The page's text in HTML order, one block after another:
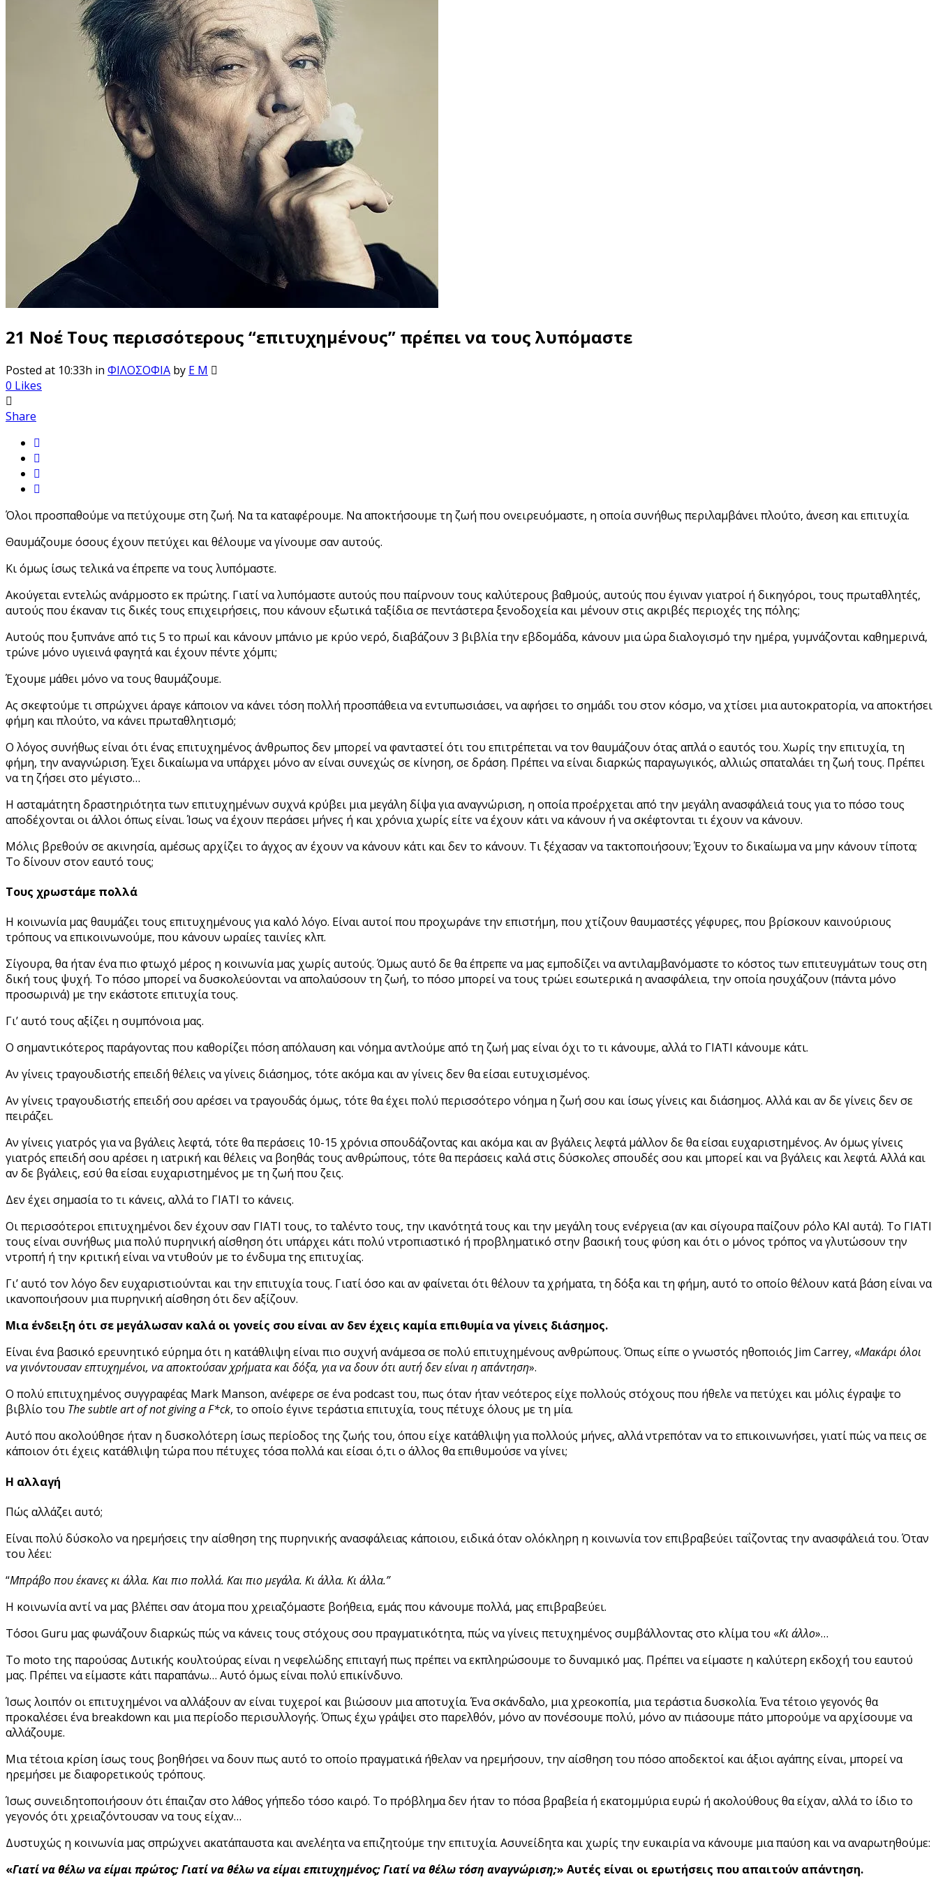
21 Νοέ Τους περισσότερους “επιτυχημένους” πρέπει να τους λυπόμαστε
Posted at 10:33h in ΦΙΛΟΣΟΦΙΑ by E M
0 Likes
Share
Όλοι προσπαθούμε να πετύχουμε στη ζωή. Να τα καταφέρουμε. Να αποκτήσουμε τη ζωή που ονειρευόμαστε, η οποία συνήθως περιλαμβάνει πλούτο, άνεση και επιτυχία.
Θαυμάζουμε όσους έχουν πετύχει και θέλουμε να γίνουμε σαν αυτούς.
Κι όμως ίσως τελικά να έπρεπε να τους λυπόμαστε.
Ακούγεται εντελώς ανάρμοστο εκ πρώτης. Γιατί να λυπόμαστε αυτούς που παίρνουν τους καλύτερους βαθμούς, αυτούς που έγιναν γιατροί ή δικηγόροι, τους πρωταθλητές,
αυτούς που έκαναν τις δικές τους επιχειρήσεις, που κάνουν εξωτικά ταξίδια σε πεντάστερα ξενοδοχεία και μένουν στις ακριβές περιοχές της πόλης;
Αυτούς που ξυπνάνε από τις 5 το πρωί και κάνουν μπάνιο με κρύο νερό, διαβάζουν 3 βιβλία την εβδομάδα, κάνουν μια ώρα διαλογισμό την ημέρα, γυμνάζονται καθημερινά,
τρώνε μόνο υγιεινά φαγητά και έχουν πέντε χόμπι;
Έχουμε μάθει μόνο να τους θαυμάζουμε.
Ας σκεφτούμε τι σπρώχνει άραγε κάποιον να κάνει τόση πολλή προσπάθεια να εντυπωσιάσει, να αφήσει το σημάδι του στον κόσμο, να χτίσει μια αυτοκρατορία, να αποκτήσει
φήμη και πλούτο, να κάνει πρωταθλητισμό;
Ο λόγος συνήθως είναι ότι ένας επιτυχημένος άνθρωπος δεν μπορεί να φανταστεί ότι του επιτρέπεται να τον θαυμάζουν ότας απλά ο εαυτός του. Χωρίς την επιτυχία, τη
φήμη, την αναγνώριση. Έχει δικαίωμα να υπάρχει μόνο αν είναι συνεχώς σε κίνηση, σε δράση. Πρέπει να είναι διαρκώς παραγωγικός, αλλιώς σπαταλάει τη ζωή τους. Πρέπει
να τη ζήσει στο μέγιστο…
Η ασταμάτητη δραστηριότητα των επιτυχημένων συχνά κρύβει μια μεγάλη δίψα για αναγνώριση, η οποία προέρχεται από την μεγάλη ανασφάλειά τους για το πόσο τους
αποδέχονται οι άλλοι όπως είναι. Ίσως να έχουν περάσει μήνες ή και χρόνια χωρίς είτε να έχουν κάτι να κάνουν ή να σκέφτονται τι έχουν να κάνουν.
Μόλις βρεθούν σε ακινησία, αμέσως αρχίζει το άγχος αν έχουν να κάνουν κάτι και δεν το κάνουν. Τι ξέχασαν να τακτοποιήσουν; Έχουν το δικαίωμα να μην κάνουν τίποτα;
Το δίνουν στον εαυτό τους;
Τους χρωστάμε πολλά
Η κοινωνία μας θαυμάζει τους επιτυχημένους για καλό λόγο. Είναι αυτοί που προχωράνε την επιστήμη, που χτίζουν θαυμαστέςς γέφυρες, που βρίσκουν καινούριους
τρόπους να επικοινωνούμε, που κάνουν ωραίες ταινίες κλπ.
Σίγουρα, θα ήταν ένα πιο φτωχό μέρος η κοινωνία μας χωρίς αυτούς. Όμως αυτό δε θα έπρεπε να μας εμποδίζει να αντιλαμβανόμαστε το κόστος των επιτευγμάτων τους στη
δική τους ψυχή. Το πόσο μπορεί να δυσκολεύονται να απολαύσουν τη ζωή, το πόσο μπορεί να τους τρώει εσωτερικά η ανασφάλεια, την οποία ησυχάζουν (πάντα μόνο
προσωρινά) με την εκάστοτε επιτυχία τους.
Γι’ αυτό τους αξίζει η συμπόνοια μας.
Ο σημαντικότερος παράγοντας που καθορίζει πόση απόλαυση και νόημα αντλούμε από τη ζωή μας είναι όχι το τι κάνουμε, αλλά το ΓΙΑΤΙ κάνουμε κάτι.
Αν γίνεις τραγουδιστής επειδή θέλεις να γίνεις διάσημος, τότε ακόμα και αν γίνεις δεν θα είσαι ευτυχισμένος.
Αν γίνεις τραγουδιστής επειδή σου αρέσει να τραγουδάς όμως, τότε θα έχει πολύ περισσότερο νόημα η ζωή σου και ίσως γίνεις και διάσημος. Αλλά και αν δε γίνεις δεν σε
πειράζει.
Αν γίνεις γιατρός για να βγάλεις λεφτά, τότε θα περάσεις 10-15 χρόνια σπουδάζοντας και ακόμα και αν βγάλεις λεφτά μάλλον δε θα είσαι ευχαριστημένος. Αν όμως γίνεις
γιατρός επειδή σου αρέσει η ιατρική και θέλεις να βοηθάς τους ανθρώπους, τότε θα περάσεις καλά στις δύσκολες σπουδές σου και μπορεί και να βγάλεις και λεφτά. Αλλά και
αν δε βγάλεις, εσύ θα είσαι ευχαριστημένος με τη ζωή που ζεις.
Δεν έχει σημασία το τι κάνεις, αλλά το ΓΙΑΤΙ το κάνεις.
Οι περισσότεροι επιτυχημένοι δεν έχουν σαν ΓΙΑΤΙ τους, το ταλέντο τους, την ικανότητά τους και την μεγάλη τους ενέργεια (αν και σίγουρα παίζουν ρόλο ΚΑΙ αυτά). Το ΓΙΑΤΙ
τους είναι συνήθως μια πολύ πυρηνική αίσθηση ότι υπάρχει κάτι πολύ ντροπιαστικό ή προβληματικό στην βασική τους φύση και ότι ο μόνος τρόπος να γλυτώσουν την
ντροπή ή την κριτική είναι να ντυθούν με το ένδυμα της επιτυχίας.
Γι’ αυτό τον λόγο δεν ευχαριστιούνται και την επιτυχία τους. Γιατί όσο και αν φαίνεται ότι θέλουν τα χρήματα, τη δόξα και τη φήμη, αυτό το οποίο θέλουν κατά βάση είναι να
ικανοποιήσουν μια πυρηνική αίσθηση ότι δεν αξίζουν.
Μια ένδειξη ότι σε μεγάλωσαν καλά οι γονείς σου είναι αν δεν έχεις καμία επιθυμία να γίνεις διάσημος.
Είναι ένα βασικό ερευνητικό εύρημα ότι η κατάθλιψη είναι πιο συχνή ανάμεσα σε πολύ επιτυχημένους ανθρώπους. Όπως είπε ο γνωστός ηθοποιός Jim Carrey, «Μακάρι όλοι
να γινόντουσαν επτυχημένοι, να αποκτούσαν χρήματα και δόξα, για να δουν ότι αυτή δεν είναι η απάντηση».
Ο πολύ επιτυχημένος συγγραφέας Μark Manson, ανέφερε σε ένα podcast του, πως όταν ήταν νεότερος είχε πολλούς στόχους που ήθελε να πετύχει και μόλις έγραψε το
βιβλίο του The subtle art of not giving a F*ck, το οποίο έγινε τεράστια επιτυχία, τους πέτυχε όλους με τη μία.
Αυτό που ακολούθησε ήταν η δυσκολότερη ίσως περίοδος της ζωής του, όπου είχε κατάθλιψη για πολλούς μήνες, αλλά ντρεπόταν να το επικοινωνήσει, γιατί πώς να πεις σε
κάποιον ότι έχεις κατάθλιψη τώρα που πέτυχες τόσα πολλά και είσαι ό,τι ο άλλος θα επιθυμούσε να γίνει;
Η αλλαγή
Πώς αλλάζει αυτό;
Είναι πολύ δύσκολο να ηρεμήσεις την αίσθηση της πυρηνικής ανασφάλειας κάποιου, ειδικά όταν ολόκληρη η κοινωνία τον επιβραβεύει ταΐζοντας την ανασφάλειά του. Όταν
του λέει:
“Μπράβο που έκανες κι άλλα. Και πιο πολλά. Και πιο μεγάλα. Κι άλλα. Κι άλλα.”
Η κοινωνία αντί να μας βλέπει σαν άτομα που χρειαζόμαστε βοήθεια, εμάς που κάνουμε πολλά, μας επιβραβεύει.
Τόσοι Guru μας φωνάζουν διαρκώς πώς να κάνεις τους στόχους σου πραγματικότητα, πώς να γίνεις πετυχημένος συμβάλλοντας στο κλίμα του «Κι άλλο»…
To moto της παρούσας Δυτικής κουλτούρας είναι η νεφελώδης επιταγή πως πρέπει να εκπληρώσουμε το δυναμικό μας. Πρέπει να είμαστε η καλύτερη εκδοχή του εαυτού
μας. Πρέπει να είμαστε κάτι παραπάνω… Αυτό όμως είναι πολύ επικίνδυνο.
Ίσως λοιπόν οι επιτυχημένοι να αλλάξουν αν είναι τυχεροί και βιώσουν μια αποτυχία. Ένα σκάνδαλο, μια χρεοκοπία, μια τεράστια δυσκολία. Ένα τέτοιο γεγονός θα
προκαλέσει ένα breakdown και μια περίοδο περισυλλογής. Όπως έχω γράψει στο παρελθόν, μόνο αν πονέσουμε πολύ, μόνο αν πιάσουμε πάτο μπορούμε να αρχίσουμε να
αλλάζουμε.
Μια τέτοια κρίση ίσως τους βοηθήσει να δουν πως αυτό το οποίο πραγματικά ήθελαν να ηρεμήσουν, την αίσθηση του πόσο αποδεκτοί και άξιοι αγάπης είναι, μπορεί να
ηρεμήσει με διαφορετικούς τρόπους.
Ίσως συνειδητοποιήσουν ότι έπαιζαν στο λάθος γήπεδο τόσο καιρό. Το πρόβλημα δεν ήταν το πόσα βραβεία ή εκατομμύρια ευρώ ή ακολούθους θα είχαν, αλλά το ίδιο το
γεγονός ότι χρειαζόντουσαν να τους είχαν…
Δυστυχώς η κοινωνία μας σπρώχνει ακατάπαυστα και ανελέητα να επιζητούμε την επιτυχία. Ασυνείδητα και χωρίς την ευκαιρία να κάνουμε μια παύση και να αναρωτηθούμε:
«Γιατί να θέλω να είμαι πρώτος; Γιατί να θέλω να είμαι επιτυχημένος; Γιατί να θέλω τόση αναγνώριση;» Αυτές είναι οι ερωτήσεις που απαιτούν απάντηση.